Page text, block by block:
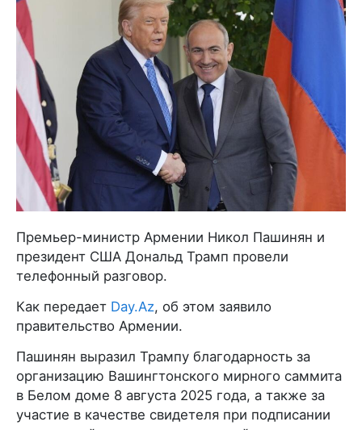
Премьер-министр Армении Никол Пашинян и
президент США Дональд Трамп провели
телефонный разговор.
Как передает Day.Az, об этом заявило
правительство Армении.
Пашинян выразил Трампу благодарность за
организацию Вашингтонского мирного саммита
в Белом доме 8 августа 2025 года, а также за
участие в качестве свидетеля при подписании